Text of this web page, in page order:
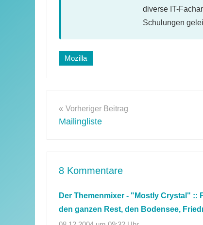
diverse IT-
Schulungen
Mozilla
Beitragsnavigation
Vorheriger Beitrag
Mailingliste
8 Kommentare
Der Themenmixer - "Mostly Crystal" ::
den ganzen Rest, den Bodensee,